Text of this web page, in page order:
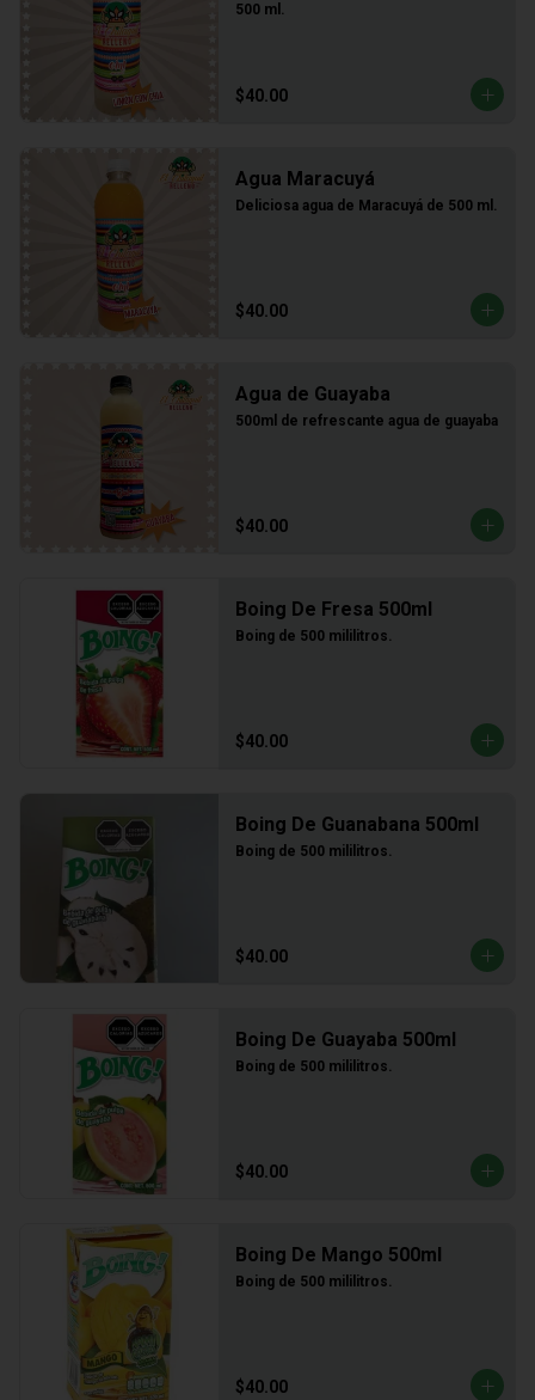
500 ml.
$40.00
Agua Maracuyá
Deliciosa agua de Maracuyá de 500 ml.
$40.00
Agua de Guayaba
500ml de refrescante agua de guayaba
$40.00
Boing De Fresa 500ml
Boing de 500 mililitros.
$40.00
Boing De Guanabana 500ml
Boing de 500 mililitros.
$40.00
Boing De Guayaba 500ml
Boing de 500 mililitros.
$40.00
Boing De Mango 500ml
Boing de 500 mililitros.
$40.00